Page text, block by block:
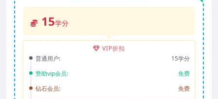
15学分
VIP折扣
普通用户:
15学分
赞助vip会员:
免费
钻石会员:
免费